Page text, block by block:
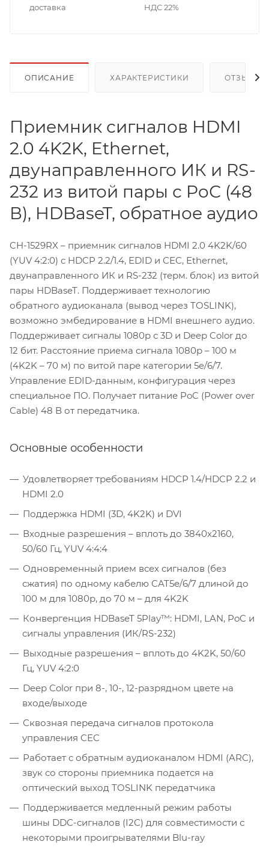
доставка
НДС 22%
ОПИСАНИЕ ХАРАКТЕРИСТИКИ ОТЗЫВЫ
Приемник сигналов HDMI
2.0 4K2K, Ethernet,
двунаправленного ИК и RS-
232 из витой пары с PoС (48
В), HDBaseT, обратное аудио
CH-1529RX – приемник сигналов HDMI 2.0 4K2K/60
(YUV 4:2:0) с HDCP 2.2/1.4, EDID и CEC, Ethernet,
двунаправленного ИК и RS-232 (терм. блок) из витой
пары HDBaseT. Поддерживает технологию
обратного аудиоканала (вывод через TOSLINK),
возможно эмбедирование в HDMI внешнего аудио.
Поддерживает сигналы 1080p с 3D и Deep Color до
12 бит. Расстояние приема сигнала 1080p – 100 м
(4K2K – 70 м) по витой паре категории 5e/6/7.
Управление EDID-данным, конфигурация через
специальное ПО. Получает питание PoC (Power over
Cable) 48 В от передатчика.
Основные особенности
Удовлетворяет требованиям HDCP 1.4/HDCP 2.2 и
HDMI 2.0
Поддержка HDMI (3D, 4K2K) и DVI
Входные разрешения – вплоть до 3840x2160,
50/60 Гц, YUV 4:4:4
Одновременный прием всех сигналов (без
сжатия) по одному кабелю CAT5e/6/7 длиной до
100 м для 1080p, до 70 м – для 4K2K
Конвергенция HDBaseT 5Play™: HDMI, LAN, PoC и
сигналы управления (ИК/RS-232)
Выходные разрешения – вплоть до 4K2K, 50/60
Гц, YUV 4:2:0
Deep Color при 8-, 10-, 12-разрядном цвете на
входе/выходе
Сквозная передача сигналов протокола
управления CEC
Работает с обратным аудиоканалом HDMI (ARC),
звук со стороны приемника подается на
оптический выход TOSLINK передатчика
Поддерживается медленный режим работы
шины DDC-сигналов (I2C) для совместимости с
некоторыми проигрывателями Blu-ray